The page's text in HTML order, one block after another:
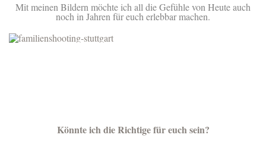
Mit meinen Bildern möchte ich all die Gefühle von Heute auch
noch in Jahren für euch erlebbar machen.
Könnte ich die Richtige für euch sein?